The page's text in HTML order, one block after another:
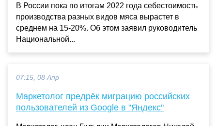
В России пока по итогам 2022 года себестоимость
производства разных видов мяса вырастет в
среднем на 15-20%. Об этом заявил руководитель
Национальной...
07:15, 08 Апр
Маркетолог предрёк миграцию российских
пользователей из Google в "Яндекс"